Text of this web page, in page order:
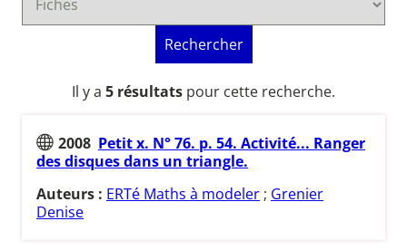
Rechercher
Il y a 5 résultats pour cette recherche.
2008 Petit x. N° 76. p. 54. Activité... Ranger
des disques dans un triangle.
Auteurs : ERTé Maths à modeler ; Grenier
Denise